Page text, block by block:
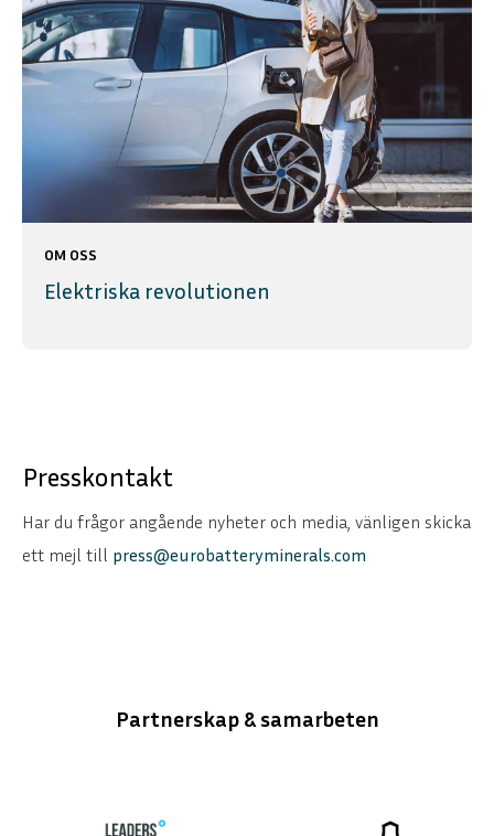
OM OSS
Elektriska revolutionen
Presskontakt
Har du frågor angående nyheter och media, vänligen skicka
ett mejl till press@eurobatteryminerals.com
Partnerskap & samarbeten